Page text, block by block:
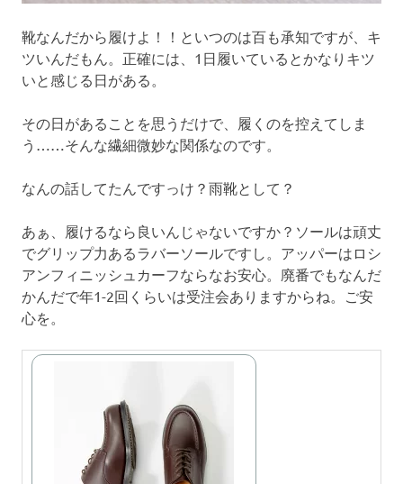
靴なんだから履けよ！！といつのは百も承知ですが、キ
ツいんだもん。正確には、1日履いているとかなりキツ
いと感じる日がある。
その日があることを思うだけで、履くのを控えてしま
う……そんな繊細微妙な関係なのです。
なんの話してたんですっけ？雨靴として？
あぁ、履けるなら良いんじゃないですか？ソールは頑丈
でグリップ力あるラバーソールですし。アッパーはロシ
アンフィニッシュカーフならなお安心。廃番でもなんだ
かんだで年1-2回くらいは受注会ありますからね。ご安
心を。